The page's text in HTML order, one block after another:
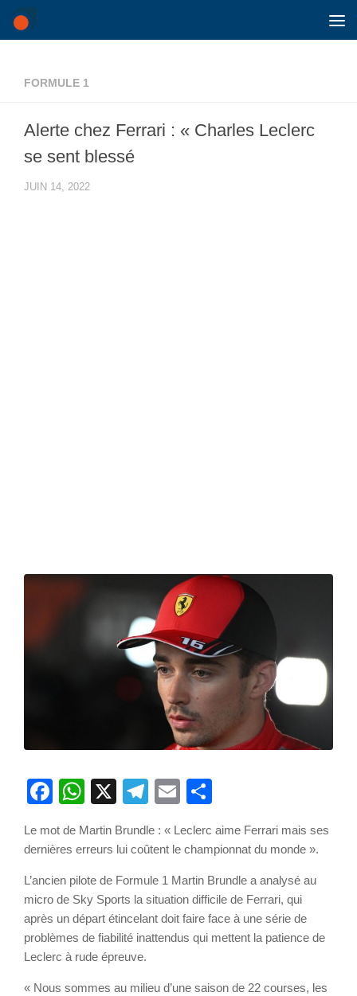
Skip to content
FORMULE 1
Alerte chez Ferrari : « Charles Leclerc
se sent blessé
JUIN 14, 2022
Facebook
WhatsApp
X Telegram
Email
Le mot de Martin Brundle : « Leclerc aime Ferrari mais ses
dernières erreurs lui coûtent le championnat du monde ».
L’ancien pilote de Formule 1 Martin Brundle a analysé au
micro de Sky Sports la situation difficile de Ferrari, qui
après un départ étincelant doit faire face à une série de
problèmes de fiabilité inattendus qui mettent la patience de
Leclerc à rude épreuve.
« Nous sommes au milieu d’une saison de 22 courses, les